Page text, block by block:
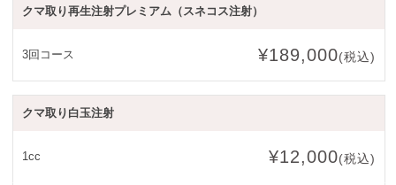
クマ取り再生注射プレミアム（スネコス注射）
3回コース ¥189,000(税込)
クマ取り白玉注射
1cc ¥12,000(税込)